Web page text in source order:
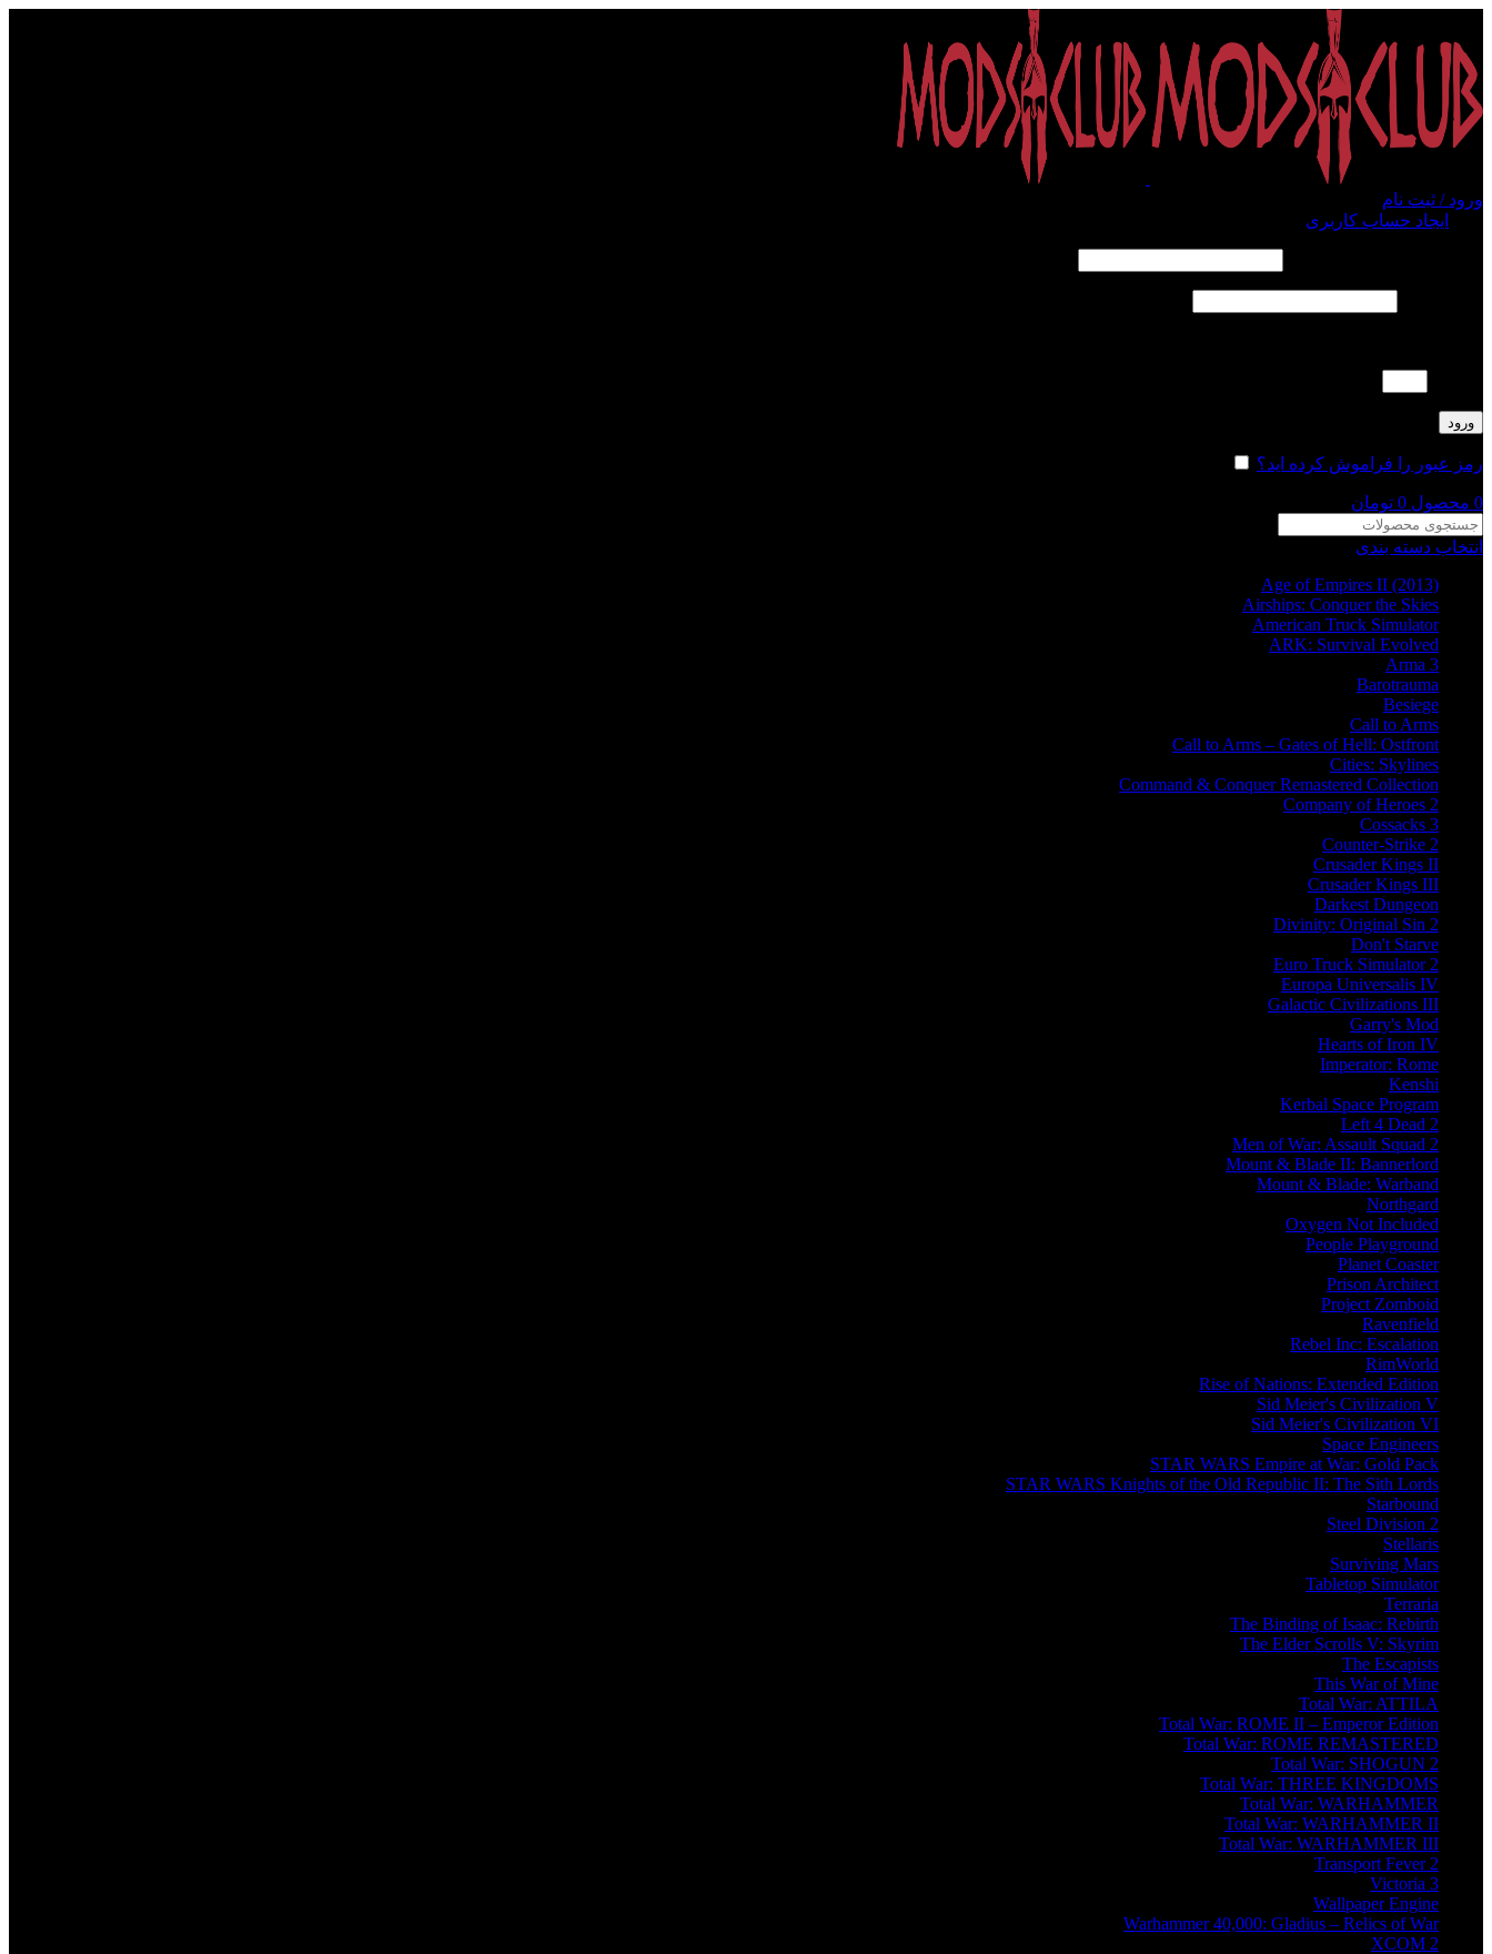
ورود / ثبت نام
ایجاد حساب کاربری
ورود
رمز عبور را فراموش کرده اید؟
0 محصول 0 تومان
انتخاب دسته بندی
Age of Empires II (2013)
Airships: Conquer the Skies
American Truck Simulator
ARK: Survival Evolved
Arma 3
Barotrauma
Besiege
Call to Arms
Call to Arms – Gates of Hell: Ostfront
Cities: Skylines
Command & Conquer Remastered Collection
Company of Heroes 2
Cossacks 3
Counter-Strike 2
Crusader Kings II
Crusader Kings III
Darkest Dungeon
Divinity: Original Sin 2
Don't Starve
Euro Truck Simulator 2
Europa Universalis IV
Galactic Civilizations III
Garry's Mod
Hearts of Iron IV
Imperator: Rome
Kenshi
Kerbal Space Program
Left 4 Dead 2
Men of War: Assault Squad 2
Mount & Blade II: Bannerlord
Mount & Blade: Warband
Northgard
Oxygen Not Included
People Playground
Planet Coaster
Prison Architect
Project Zomboid
Ravenfield
Rebel Inc: Escalation
RimWorld
Rise of Nations: Extended Edition
Sid Meier's Civilization V
Sid Meier's Civilization VI
Space Engineers
STAR WARS Empire at War: Gold Pack
STAR WARS Knights of the Old Republic II: The Sith Lords
Starbound
Steel Division 2
Stellaris
Surviving Mars
Tabletop Simulator
Terraria
The Binding of Isaac: Rebirth
The Elder Scrolls V: Skyrim
The Escapists
This War of Mine
Total War: ATTILA
Total War: ROME II – Emperor Edition
Total War: ROME REMASTERED
Total War: SHOGUN 2
Total War: THREE KINGDOMS
Total War: WARHAMMER
Total War: WARHAMMER II
Total War: WARHAMMER III
Transport Fever 2
Victoria 3
Wallpaper Engine
Warhammer 40,000: Gladius – Relics of War
XCOM 2